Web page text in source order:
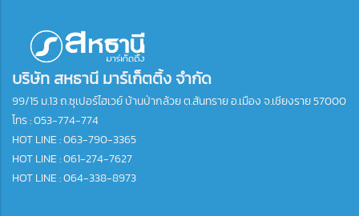
บริษัท สหธานี มาร์เก็ตติ้ง จำกัด
99/15 ม.13 ถ.ซุเปอร์ไฮเวย์ บ้านป่ากล้วย ต.สันทราย อ.เมือง จ.เชียงราย 57000
โทร :053-774-774
HOT LINE : 063-790-3365
HOT LINE : 061-274-7627
HOT LINE : 064-338-8973